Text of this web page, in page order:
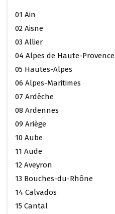
01 Ain
02 Aisne
03 Allier
04 Alpes de Haute-Provence
05 Hautes-Alpes
06 Alpes-Maritimes
07 Ardêche
08 Ardennes
09 Ariège
10 Aube
11 Aude
12 Aveyron
13 Bouches-du-Rhône
14 Calvados
15 Cantal